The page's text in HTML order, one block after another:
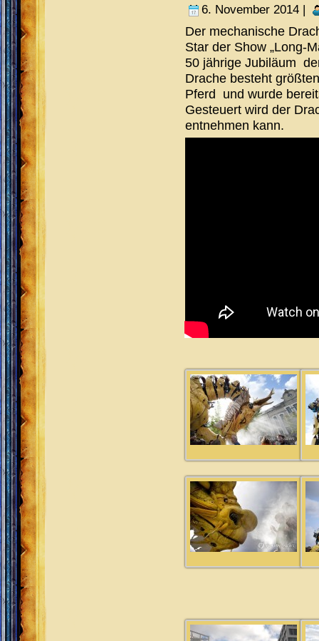
6. November 2014 |
Der mechanische
Star der Show „Long-
50 jährige Jubiläum
Drache besteht
Pferd und wurde
Gesteuert wird der
entnehmen kann.